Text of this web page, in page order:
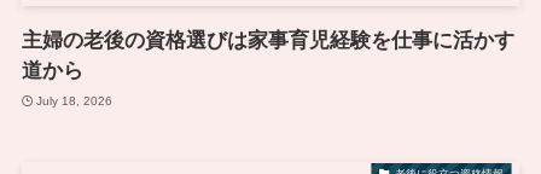
主婦の老後の資格選びは家事育児経験を仕事に活かす
道から
July 18, 2026